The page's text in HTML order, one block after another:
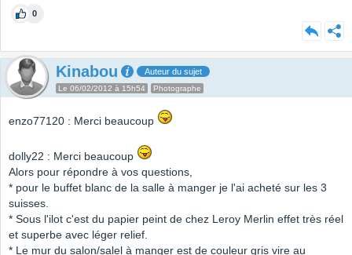
0
Kinabou Auteur du sujet
Le 06/02/2012 à 15h54 Photographe
enzo77120 : Merci beaucoup
dolly22 : Merci beaucoup
Alors pour répondre à vos questions,
* pour le buffet blanc de la salle à manger je l'ai acheté sur les 3
suisses.
* Sous l'ilot c'est du papier peint de chez Leroy Merlin effet très réel
et superbe avec léger relief.
* Le mur du salon/salel à manger est de couleur gris vire au